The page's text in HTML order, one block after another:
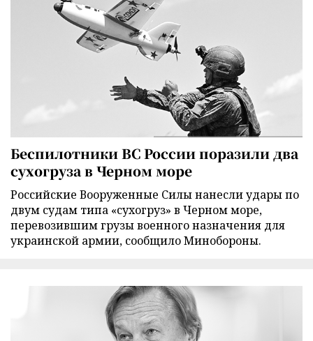
Беспилотники ВС России поразили два
сухогруза в Черном море
Российские Вооруженные Силы нанесли удары по
двум судам типа «сухогруз» в Черном море,
перевозившим грузы военного назначения для
украинской армии, сообщило Минобороны.